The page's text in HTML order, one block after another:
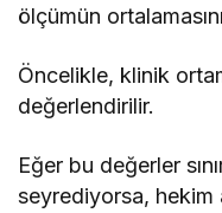
ölçümün
Öncelikle, klinik
değerlendirilir.
Eğer bu değerler
seyrediyorsa, hekim